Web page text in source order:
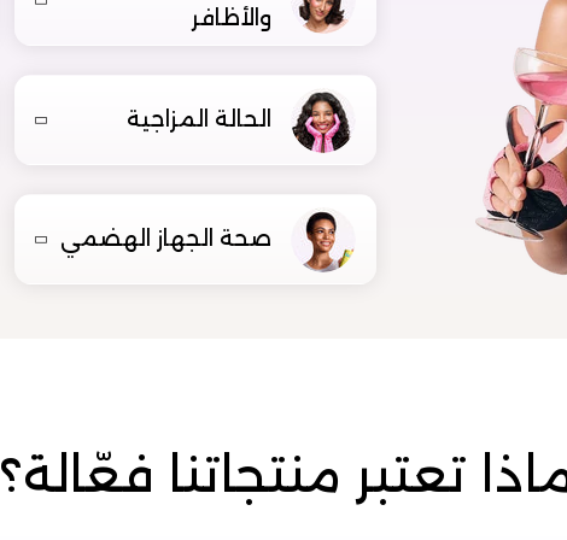
والأظافر
الحالة المزاجية
صحة الجهاز الهضمي
تعتبر منتجاتنا فعّالة؟